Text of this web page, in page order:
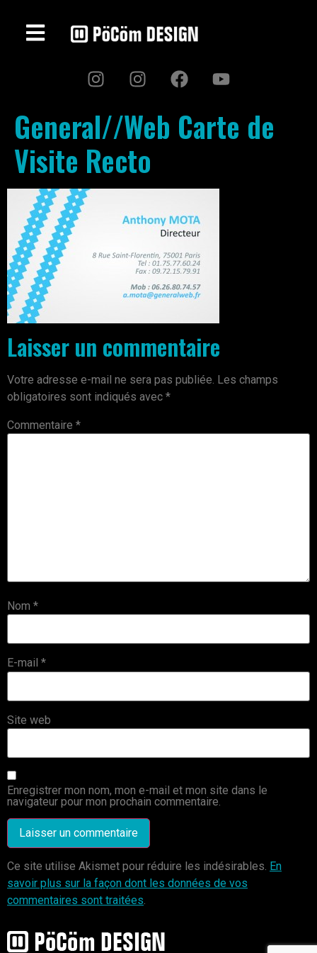
General//Web Carte de
Visite Recto
Laisser un commentaire
Votre adresse e-mail ne sera pas publiée. Les champs
obligatoires sont indiqués avec *
Commentaire *
Nom *
E-mail *
Site web
Enregistrer mon nom, mon e-mail et mon site dans le
navigateur pour mon prochain commentaire.
Ce site utilise Akismet pour réduire les indésirables. En
savoir plus sur la façon dont les données de vos
commentaires sont traitées.